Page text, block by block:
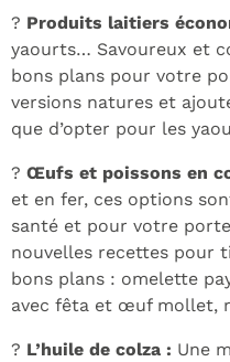
? Produits laitiers
yaourts… Savoureux et
bons plans pour votre
versions natures et
que d’opter pour les
? Œufs et poissons en
et en fer, ces options
santé et pour votre
nouvelles recettes pour
bons plans : omelette
avec fêta et œuf mollet,
? L’huile de colza : Une